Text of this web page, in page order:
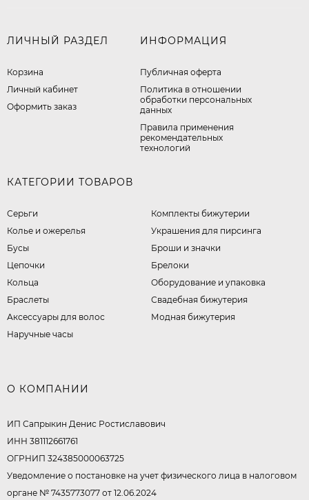
ЛИЧНЫЙ РАЗДЕЛ
Корзина
Личный кабинет
Оформить заказ
ИНФОРМАЦИЯ
Публичная оферта
​Политика в отношении
обработки персональных
данных
Правила применения
рекомендательных
технологий
КАТЕГОРИИ ТОВАРОВ
Серьги
Колье и ожерелья
Бусы
Цепочки
Кольца
Браслеты
Аксессуары для волос
Наручные часы
Комплекты бижутерии
Украшения для пирсинга
Броши и значки
Брелоки
Оборудование и упаковка
Свадебная бижутерия
Модная бижутерия
О КОМПАНИИ
ИП Сапрыкин Денис Ростиславович
ИНН 381112661761
ОГРНИП 324385000063725
Уведомление о постановке на учет физического лица в налоговом
органе № 7435773077 от 12.06.2024